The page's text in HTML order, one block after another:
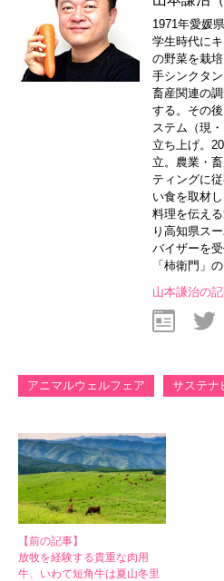
1971年愛媛
学生時代に
の野菜を栽
手シンクタ
畜産関連の
する。その
ステム（現
立ち上げ。
立。農業・
ティングに
い食を取材
料理を伝え
り高知県ス
バイザーを
「柿衛門」
山本謙治の
アニマルウェルフェア サステナ
【前の記事】
放牧を経験する貴重な肉用
牛、いわて短角牛は夏山冬里